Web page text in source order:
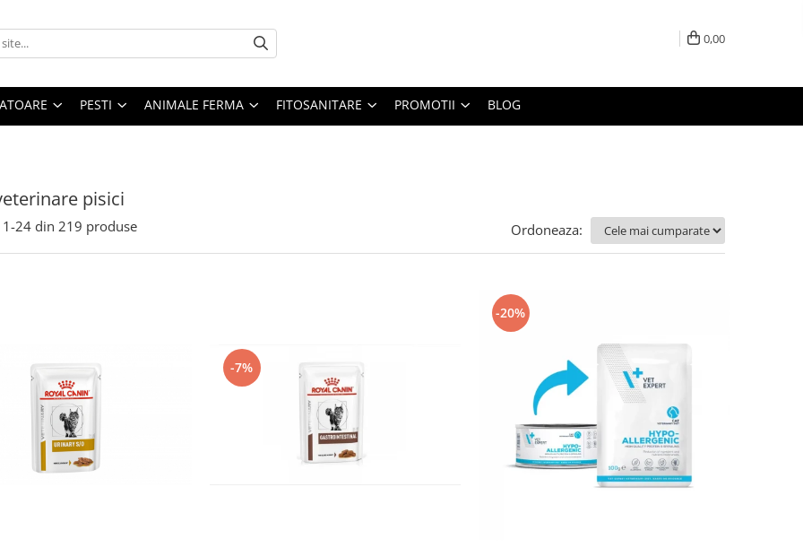
0,00
PESTI ANIMALE FERMA FITOSANITARE PROMOTII BLOG
pisici
1-24 din 219 produse Ordoneaza:
-7%
-20%